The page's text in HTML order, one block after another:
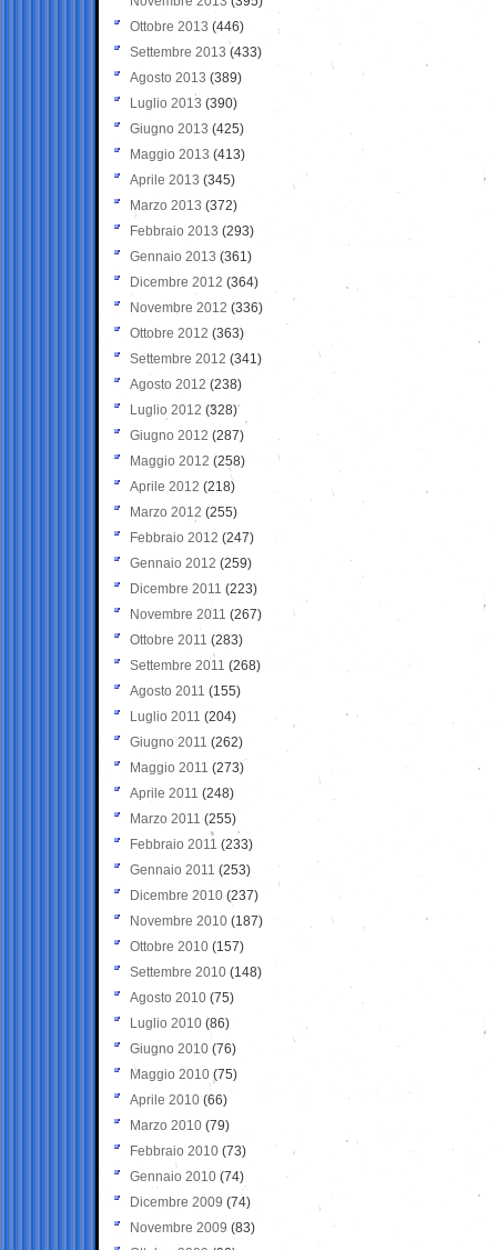
Ottobre 2013 (446)
Settembre 2013 (433)
Agosto 2013 (389)
Luglio 2013 (390)
Giugno 2013 (425)
Maggio 2013 (413)
Aprile 2013 (345)
Marzo 2013 (372)
Febbraio 2013 (293)
Gennaio 2013 (361)
Dicembre 2012 (364)
Novembre 2012 (336)
Ottobre 2012 (363)
Settembre 2012 (341)
Agosto 2012 (238)
Luglio 2012 (328)
Giugno 2012 (287)
Maggio 2012 (258)
Aprile 2012 (218)
Marzo 2012 (255)
Febbraio 2012 (247)
Gennaio 2012 (259)
Dicembre 2011 (223)
Novembre 2011 (267)
Ottobre 2011 (283)
Settembre 2011 (268)
Agosto 2011 (155)
Luglio 2011 (204)
Giugno 2011 (262)
Maggio 2011 (273)
Aprile 2011 (248)
Marzo 2011 (255)
Febbraio 2011 (233)
Gennaio 2011 (253)
Dicembre 2010 (237)
Novembre 2010 (187)
Ottobre 2010 (157)
Settembre 2010 (148)
Agosto 2010 (75)
Luglio 2010 (86)
Giugno 2010 (76)
Maggio 2010 (75)
Aprile 2010 (66)
Marzo 2010 (79)
Febbraio 2010 (73)
Gennaio 2010 (74)
Dicembre 2009 (74)
Novembre 2009 (83)